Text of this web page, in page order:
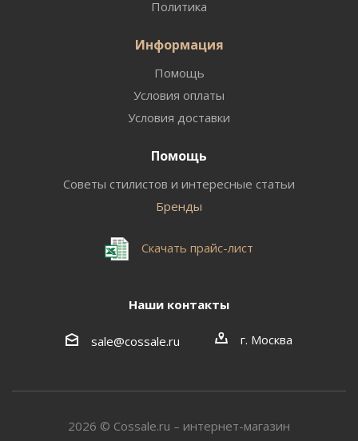
Политика
Информация
Помощь
Условия оплаты
Условия доставки
Помощь
Советы стилистов и интересные статьи
Бренды
Скачать прайс-лист
Наши контакты
sale@cossale.ru г. Москва
2026 © Сossale.ru – интернет-магазин